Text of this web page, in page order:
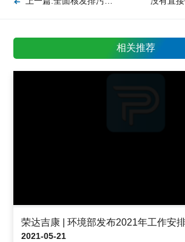
相关推荐
荣达吉康 | 环境部发布2021年工作安
2021-05-21